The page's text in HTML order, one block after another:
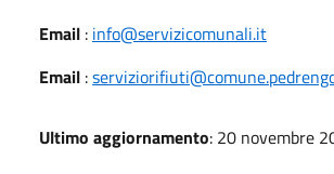
Email : info@servizicomunali.it
Email :
Ultimo aggiornamento: 20 novembre